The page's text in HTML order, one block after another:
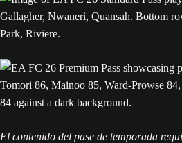
El contenido del pase de temporada